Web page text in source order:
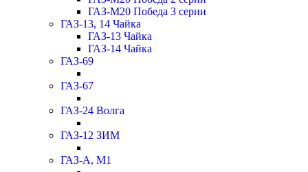
ГАЗ-М20 Победа 3 серии
ГАЗ-13, 14 Чайка
ГАЗ-13 Чайка
ГАЗ-14 Чайка
ГАЗ-69
ГАЗ-67
ГАЗ-24 Волга
ГАЗ-12 ЗИМ
ГАЗ-А, М1